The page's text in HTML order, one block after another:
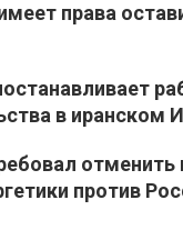
права
в иранском
отменить
против